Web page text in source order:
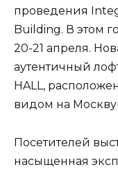
проведения
Building. В этом
20-21 апреля.
аутентичный
HALL,
видом на
Посетителей
насыщенная